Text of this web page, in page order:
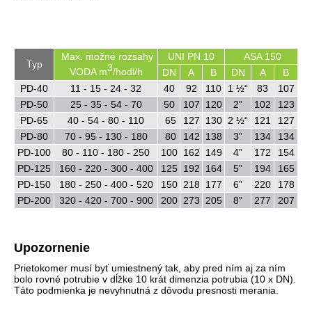
Typ
Max. možné rozsahy
VODA m3/hodl/h
UNI PN 10
ASA 150
DN
A B DN A
B
PD-40
11 - 15 - 24 - 32 40 92 110 1 ½“ 83
107
PD-50
25 - 35 - 54 - 70 50 107 120 2” 102
123
PD-65
40 - 54 - 80 - 110 65 127 130 2 ½“ 121
127
PD-80
70 - 95 - 130 - 180 80 142 138 3” 134
134
PD-100
80 - 110 - 180 - 250 100 162 149 4” 172
154
PD-125
160 - 220 - 300 - 400 125 192 164 5” 194
165
PD-150
180 - 250 - 400 - 520 150 218 177 6” 220
178
PD-200
320 - 420 - 700 - 900 200 273 205 8” 277 207
Upozornenie
Prietokomer musí byť umiestnený tak, aby pred ním aj za ním
bolo rovné potrubie v dĺžke 10 krát dimenzia potrubia (10 x DN).
Táto podmienka je nevyhnutná z dôvodu presnosti merania.